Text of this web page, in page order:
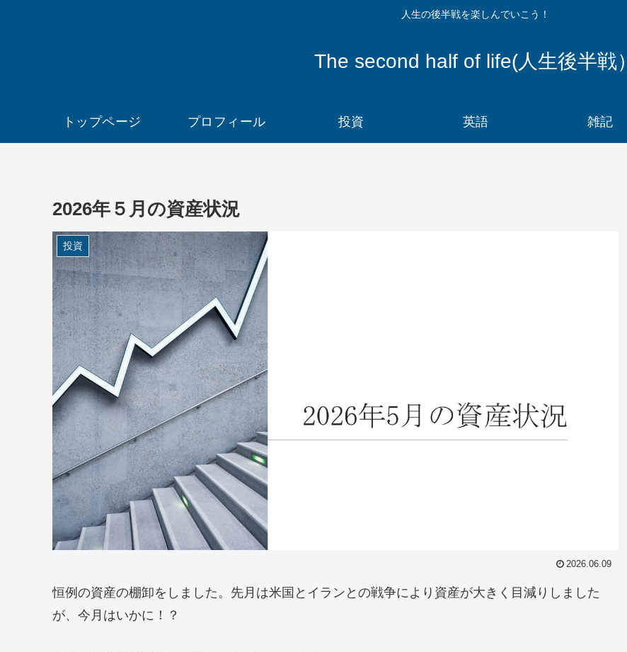
人生の後半戦を楽しんでいこう！
The second half of life(人生後半戦）
トップページ プロフィール 投資 英語 雑記
2026年５月の資産状況
投資
2026.06.09
恒例の資産の棚卸をしました。先月は米国とイランとの戦争により資産が大きく目減りしました
が、今月はいかに！？